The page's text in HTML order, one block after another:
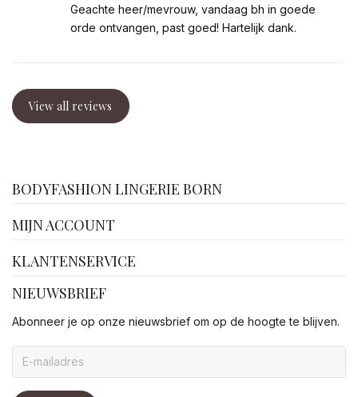
Geachte heer/mevrouw, vandaag bh in goede
orde ontvangen, past goed! Hartelijk dank.
View all reviews
BODYFASHION LINGERIE BORN
MIJN ACCOUNT
KLANTENSERVICE
NIEUWSBRIEF
Abonneer je op onze nieuwsbrief om op de hoogte te blijven.